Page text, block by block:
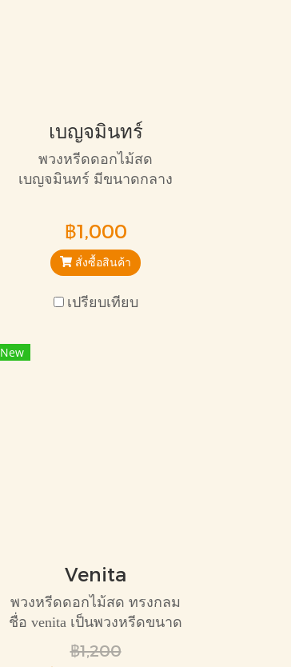
เบญจมินทร์
พวงหรีดดอกไม้สด
เบญจมินทร์ มีขนาดกลาง
ชีวิต
฿1,000
สั่งซื้อสินค้า
เปรียบเทียบ
New
Venita
พวงหรีดดอกไม้สด ทรงกลม
ชื่อ venita เป็นพวงหรีดขนาด
กลาง โทนสีขาวเขียว สุภาพ
เหมาะกับการไว้อาลัยทุกแบบ
฿1,200